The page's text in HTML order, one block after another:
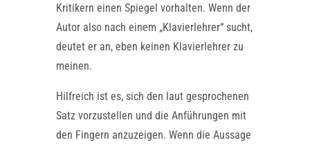
Kritikern einen Spiegel vorhalten. Wenn der
Autor also nach einem „Klavierlehrer“ sucht,
deutet er an, eben keinen Klavierlehrer zu
meinen.
Hilfreich ist es, sich den laut gesprochenen
Satz vorzustellen und die Anführungen mit
den Fingern anzuzeigen. Wenn die Aussage